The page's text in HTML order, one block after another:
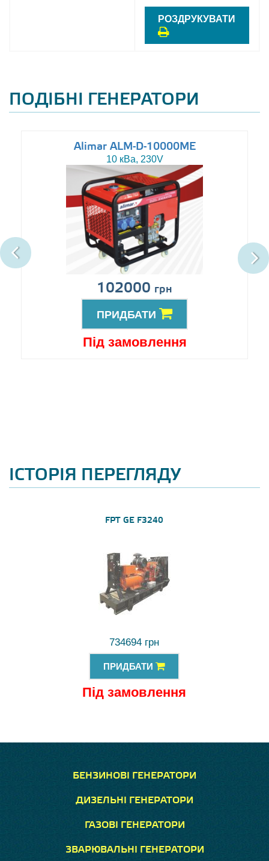
РОЗДРУКУВАТИ
ПОДІБНІ ГЕНЕРАТОРИ
Alimar ALM-D-10000ME
10 кВа, 230V
102000 грн
ПРИДБАТИ
Під замовлення
ІСТОРІЯ ПЕРЕГЛЯДУ
FPT GE F3240
734694 грн
ПРИДБАТИ
Під замовлення
БЕНЗИНОВІ ГЕНЕРАТОРИ
ДИЗЕЛЬНІ ГЕНЕРАТОРИ
ГАЗОВІ ГЕНЕРАТОРИ
ЗВАРЮВАЛЬНІ ГЕНЕРАТОРИ